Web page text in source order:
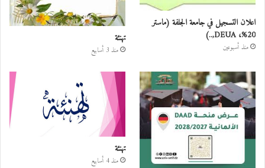
اعلان التسجيل في جامعة الجلفة (ماستر
20%، DEUA,..)
منذ أسبوعين
تهنئة
منذ 3 أسابيع
تهنئة
منذ 4 أسابيع